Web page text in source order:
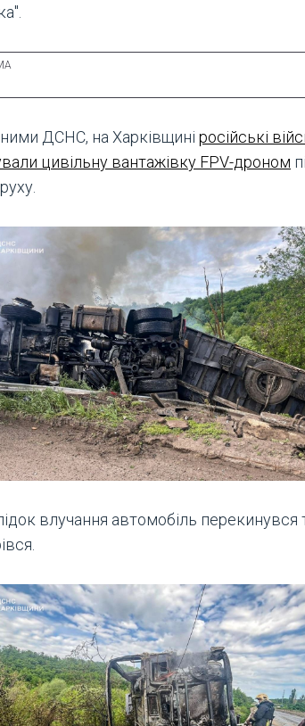
ДСНС, на Харківщині російські
цивільну вантажівку FPV-дроном
влучання автомобіль перекинувся